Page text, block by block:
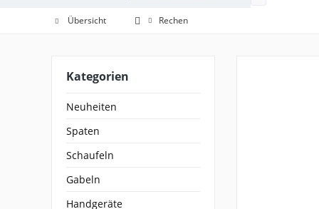
Übersicht Rechen
Kategorien
Neuheiten
Spaten
Schaufeln
Gabeln
Handgeräte